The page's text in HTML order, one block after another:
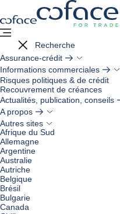
Voir le contenu
Menu
Fermer le menu
Recherche
Assurance-crédit
Informations commerciales
Risques politiques & de crédit
Recouvrement de créances
Actualités, publication, conseils
A propos
Autres sites
Afrique du Sud
Allemagne
Argentine
Australie
Autriche
Belgique
Brésil
Bulgarie
Canada